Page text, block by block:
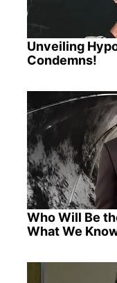
Unveiling
Condemns!
Who Will Be
What We